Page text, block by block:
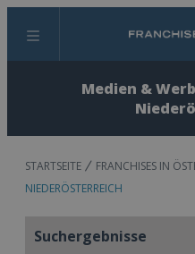
Menü
Medien &
STARTSEITE FRANCHISES IN
NIEDERÖSTERREICH
Suchergebnisse